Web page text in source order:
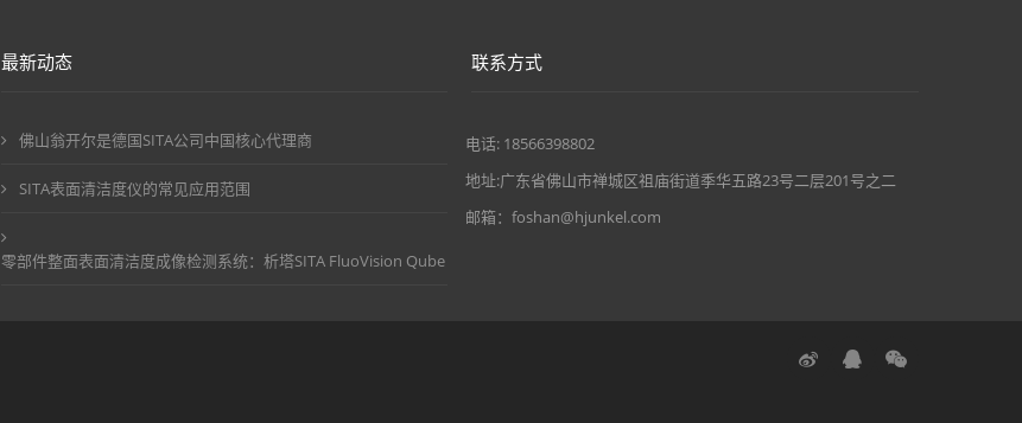
最新动态
佛山翁开尔是德国SITA公司中国核心代理商
SITA表面清洁度仪的常见应用范围
零部件整面表面清洁度成像检测系统：析塔SITA FluoVision Qube
联系方式
电话: 18566398802
地址:广东省佛山市禅城区祖庙街道季华五路23号二层201号之二
邮箱：foshan@hjunkel.com